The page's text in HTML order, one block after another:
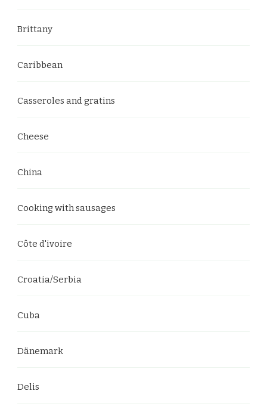
Brittany
Caribbean
Casseroles and gratins
Cheese
China
Cooking with sausages
Côte d'ivoire
Croatia/Serbia
Cuba
Dänemark
Delis